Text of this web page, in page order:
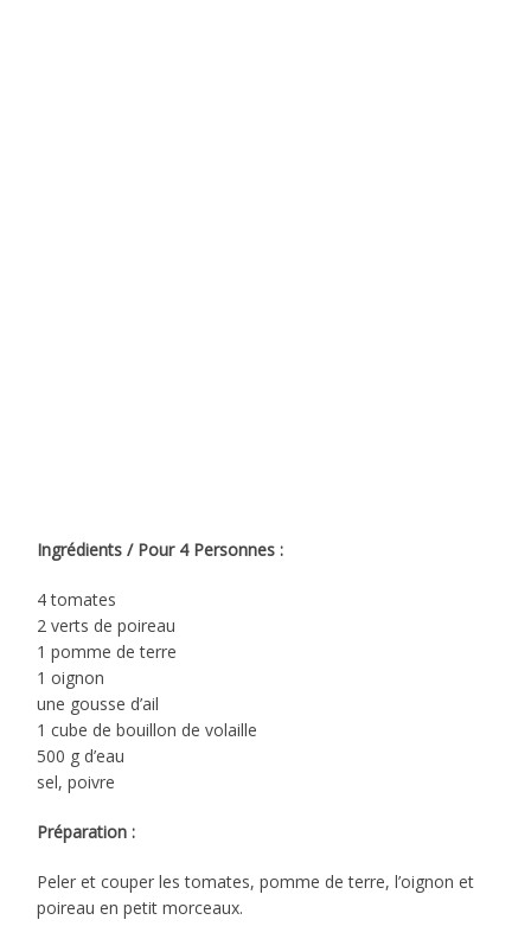
Ingrédients / Pour 4 Personnes :
4 tomates
2 verts de poireau
1 pomme de terre
1 oignon
une gousse d’ail
1 cube de bouillon de volaille
500 g d’eau
sel, poivre
Préparation :
Peler et couper les tomates, pomme de terre, l’oignon et
poireau en petit morceaux.